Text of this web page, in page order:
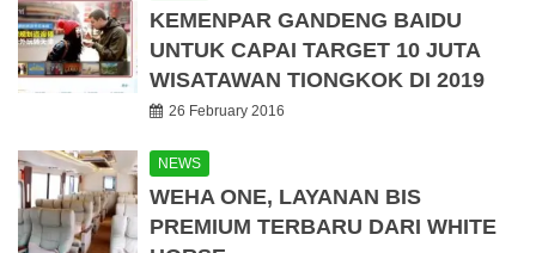
KEMENPAR GANDENG BAIDU
UNTUK CAPAI TARGET 10 JUTA
WISATAWAN TIONGKOK DI 2019
26 February 2016
NEWS
WEHA ONE, LAYANAN BIS
PREMIUM TERBARU DARI WHITE